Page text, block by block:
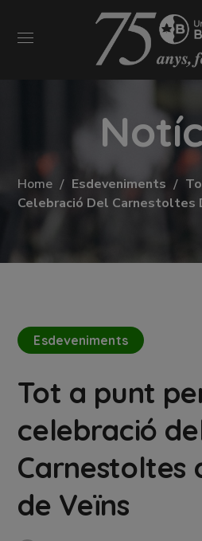
Home Esdeveniments
Celebració Del Carnestoltes
Esdeveniments
Tot a punt
celebració
Carnestoltes
de Veïns